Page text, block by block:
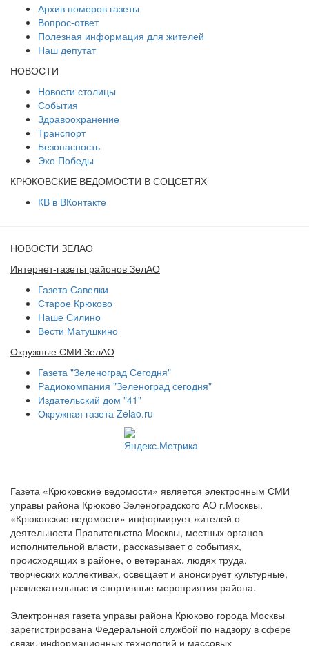
Архив номеров газеты
Вопрос-ответ
Полезная информация для жителей
Наш депутат
НОВОСТИ
Новости столицы
События
Здравоохранение
Транспорт
Безопасность
Эхо Победы
КРЮКОВСКИЕ ВЕДОМОСТИ В СОЦСЕТЯХ
КВ в ВКонтакте
НОВОСТИ ЗЕЛАО
Интернет-газеты районов ЗелАО
Газета Савелки
Старое Крюково
Наше Силино
Вести Матушкино
Окружные СМИ ЗелАО
Газета "Зеленоград Сегодня"
Радиокомпания "Зеленоград сегодня"
Издательский дом "41"
Окружная газета Zelao.ru
Газета «Крюковские ведомости» является электронным СМИ
управы района Крюково Зеленоградского АО г.Москвы.
«Крюковские ведомости» информирует жителей о
деятельности Правительства Москвы, местных органов
исполнительной власти, рассказывает о событиях,
происходящих в районе, о ветеранах, людях труда,
творческих коллективах, освещает и анонсирует культурные,
развлекательные и спортивные мероприятия района.
Электронная газета управы района Крюково города Москвы
зарегистрирована Федеральной службой по надзору в сфере
связи, информационных технологий и массовых